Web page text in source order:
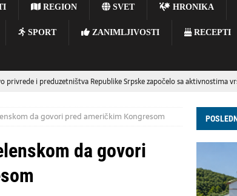
REGION SVET HRONIKA
SPORT ZANIMLJIVOSTI RECEPTI
privrede i preduzetništva Republike Srpske započelo sa aktivnostima
Maroko obeležila 27 godina od stupanja kralja Muhameda VI na
DRUŠTVO
DRUŠTVO
zakon o pooštravanju sankcija Rusiji i Iranu.
EKONOMIJA
da govori pred američkim Kongresom
da govori